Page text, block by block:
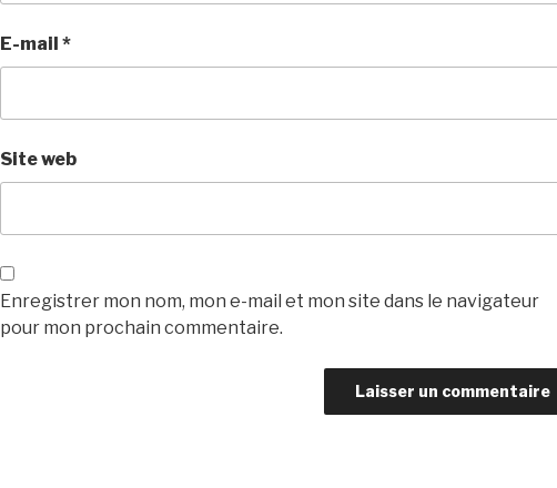
E-mail *
Site web
Enregistrer mon nom, mon e-mail et mon site dans le navigateur
pour mon prochain commentaire.